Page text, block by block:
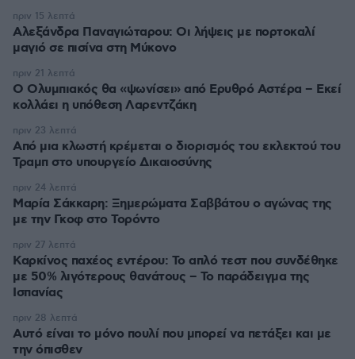
Αλεξάνδρα Παναγιώταρου: Οι λήψεις με πορτοκαλί
μαγιό σε πισίνα στη Μύκονο
πριν 15 λεπτά
Ο Ολυμπιακός θα «ψωνίσει» από Ερυθρό Αστέρα – Εκεί
κολλάει η υπόθεση Λαρεντζάκη
πριν 21 λεπτά
Από μια κλωστή κρέμεται ο διορισμός του εκλεκτού του
Τραμπ στο υπουργείο Δικαιοσύνης
πριν 23 λεπτά
Μαρία Σάκκαρη: Ξημερώματα Σαββάτου ο αγώνας της
με την Γκοφ στο Τορόντο
πριν 24 λεπτά
Καρκίνος παχέος εντέρου: Το απλό τεστ που συνδέθηκε
με 50% λιγότερους θανάτους – Το παράδειγμα της
Ισπανίας
πριν 27 λεπτά
Αυτό είναι το μόνο πουλί που μπορεί να πετάξει και με
την όπισθεν
πριν 28 λεπτά